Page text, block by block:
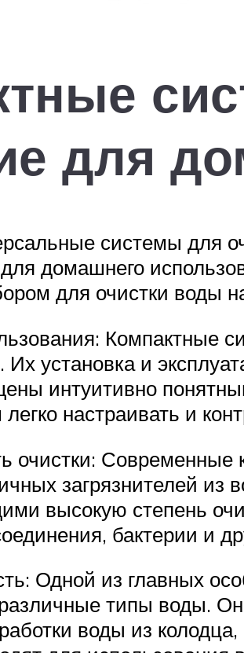
для
системы для
домашнего
для очистки воды
Компактные
Их установка и
интуитивно
настраивать и
очистки: Современные
загрязнителей
высокую степень
бактерии и
Одной из главных
типы воды.
воды из